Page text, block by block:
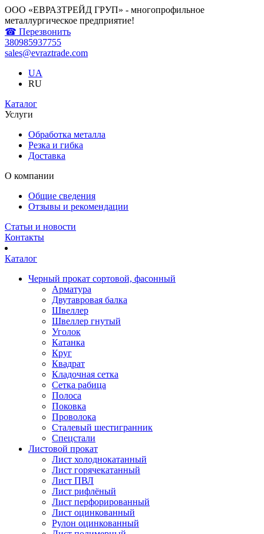
ООО «ЕВРАЗТРЕЙД ГРУП» - многопрофильное
металлургическое предприятие!
☎ Перезвонить
380985937755
sales@evraztrade.com
UA
RU
Каталог
Услуги
Обработка металла
Резка и гибка
Доставка
О компании
Общие сведения
Отзывы и рекомендации
Статьи и новости
Контакты
Каталог
Черный прокат сортовой, фасонный
Арматура
Двутавровая балка
Швеллер
Швеллер гнутый
Уголок
Катанка
Круг
Квадрат
Кладочная сетка
Сетка рабица
Полоса
Поковка
Проволока
Сталевый шестигранник
Спецстали
Листовой прокат
Лист холоднокатанный
Лист горячекатанный
Лист ПВЛ
Лист рифлёный
Лист перфорированный
Лист оцинкованный
Рулон оцинкованный